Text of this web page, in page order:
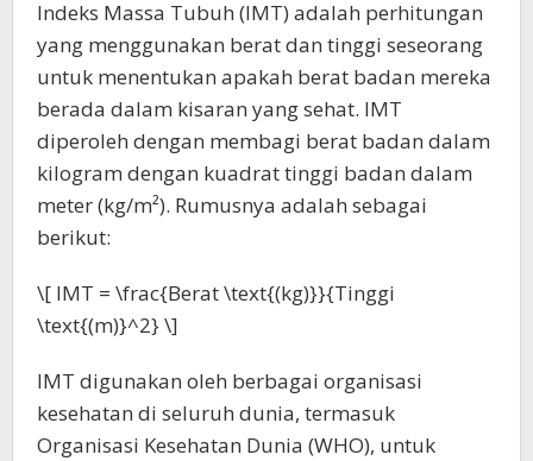
Indeks Massa Tubuh (IMT) adalah perhitungan
yang menggunakan berat dan tinggi seseorang
untuk menentukan apakah berat badan mereka
berada dalam kisaran yang sehat. IMT
diperoleh dengan membagi berat badan dalam
kilogram dengan kuadrat tinggi badan dalam
meter (kg/m²). Rumusnya adalah sebagai
berikut:
\[ IMT = \frac{Berat \text{(kg)}}{Tinggi
\text{(m)}^2} \]
IMT digunakan oleh berbagai organisasi
kesehatan di seluruh dunia, termasuk
Organisasi Kesehatan Dunia (WHO), untuk